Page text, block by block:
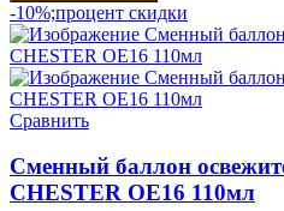
-10%;процент скидки
Сравнить
Сменный баллон
CHESTER OE16 110мл